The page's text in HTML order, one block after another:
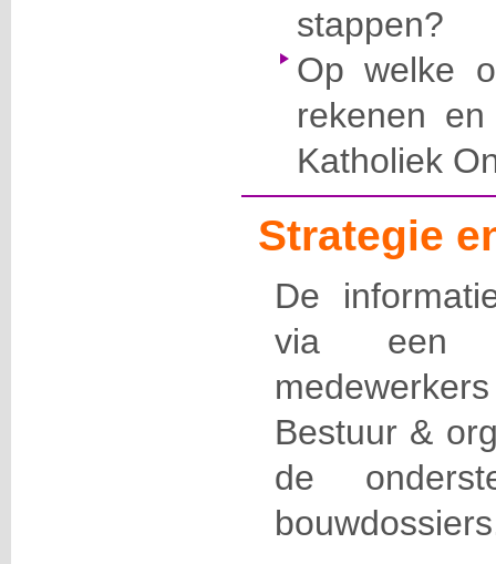
stappen?
Op welke
rekenen
Katholiek
Strategie
De
via een
Bestuur &
de